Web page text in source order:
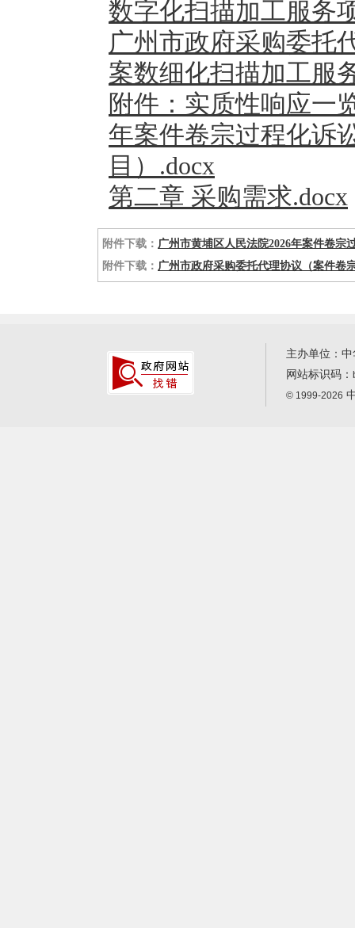
数字化扫描加工服务
广州市政府采购委托
案数细化扫描加工服
附件：实质性响应一
年案件卷宗过程化诉
目）.docx
第二章 采购需求.docx
附件下载： 广州市黄埔区人民法院2026年案件卷宗
附件下载： 广州市政府采购委托代理协议（案件卷
主办单位：
网站标识码：
© 1999-2026